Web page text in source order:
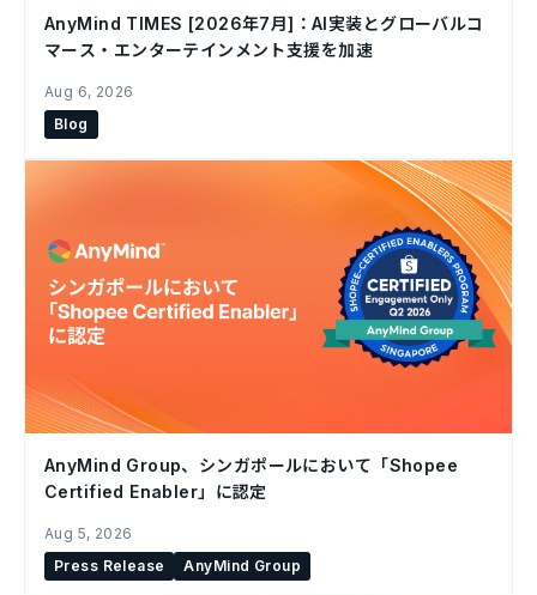
AnyMind TIMES [2026年7月]：AI実装とグローバルコ
マース・エンターテインメント支援を加速
Aug 6, 2026
Blog
AnyMind Group、シンガポールにおいて「Shopee
Certified Enabler」に認定
Aug 5, 2026
Press Release
AnyMind Group